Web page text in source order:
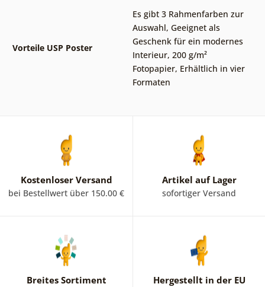
Vorteile USP Poster
Es gibt 3 Rahmenfarben zur
Auswahl, Geeignet als
Geschenk für ein modernes
Interieur, 200 g/m²
Fotopapier, Erhältlich in vier
Formaten
Kostenloser Versand
bei Bestellwert über 150.00 €
Artikel auf Lager
sofortiger Versand
Breites Sortiment Hergestellt in der EU